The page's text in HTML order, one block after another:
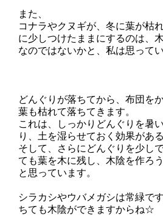
また、
コナラやクヌギが、冬に葉が枯
に少しつけたままにするのは、
なのではないかと、私は思って
どんぐりが落ちてから、布団を
葉も枯れて落ちてきます。
これは、しっかりどんぐりを暑
り、土を湿らせておく効果があ
そして、さらにどんぐりを少し
ても葉を木に残し、木陰を作ろ
と思っています。
シラカシやウバメガシは常緑で
ちても木陰ができますからね☆